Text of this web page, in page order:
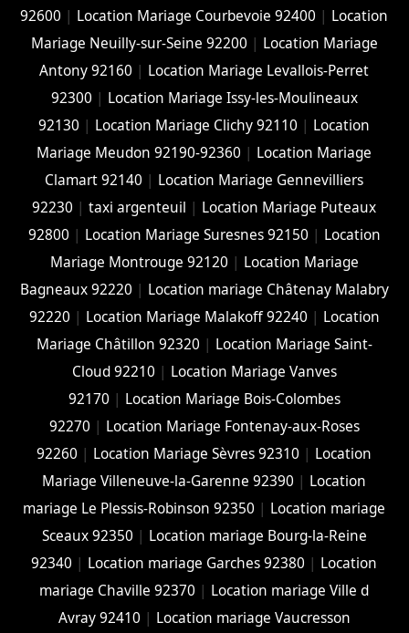
92600 | Location Mariage Courbevoie 92400 | Location
Mariage Neuilly-sur-Seine 92200 | Location Mariage
Antony 92160 | Location Mariage Levallois-Perret
92300 | Location Mariage Issy-les-Moulineaux
92130 | Location Mariage Clichy 92110 | Location
Mariage Meudon 92190-92360 | Location Mariage
Clamart 92140 | Location Mariage Gennevilliers
92230 |taxi argenteuil | Location Mariage Puteaux
92800 | Location Mariage Suresnes 92150 | Location
Mariage Montrouge 92120 | Location Mariage
Bagneaux 92220 | Location mariage Châtenay Malabry
92220 | Location Mariage Malakoff 92240 | Location
Mariage Châtillon 92320 | Location Mariage Saint-
Cloud 92210 | Location Mariage Vanves
92170 | Location Mariage Bois-Colombes
92270 | Location Mariage Fontenay-aux-Roses
92260 | Location Mariage Sèvres 92310 | Location
Mariage Villeneuve-la-Garenne 92390 | Location
mariage Le Plessis-Robinson 92350 | Location mariage
Sceaux 92350 | Location mariage Bourg-la-Reine
92340 | Location mariage Garches 92380 | Location
mariage Chaville 92370 | Location mariage Ville d
Avray 92410 | Location mariage Vaucresson